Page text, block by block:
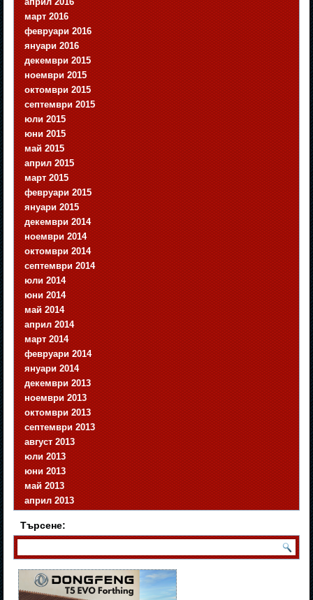
март 2016
февруари 2016
януари 2016
декември 2015
ноември 2015
октомври 2015
септември 2015
юли 2015
юни 2015
май 2015
април 2015
март 2015
февруари 2015
януари 2015
декември 2014
ноември 2014
октомври 2014
септември 2014
юли 2014
юни 2014
май 2014
април 2014
март 2014
февруари 2014
януари 2014
декември 2013
ноември 2013
октомври 2013
септември 2013
август 2013
юли 2013
юни 2013
май 2013
април 2013
Търсене: